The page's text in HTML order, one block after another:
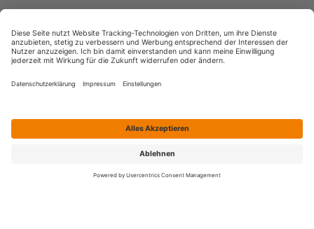
AGB
Bildnachweise
Datenschutz
Impressum
Streitschlichtung